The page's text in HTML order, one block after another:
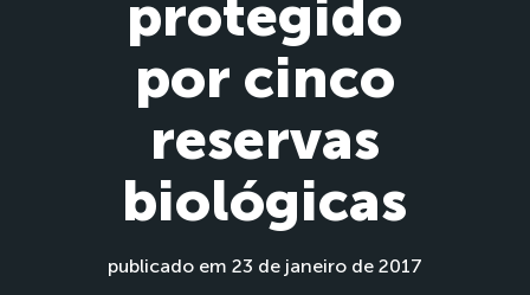
protegido
por cinco
reservas
biológicas
publicado em 23 de janeiro de 2017